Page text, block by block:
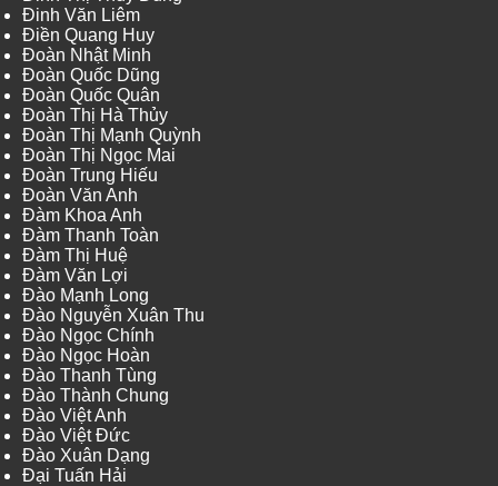
Đinh Văn Liêm
Điền Quang Huy
Đoàn Nhật Minh
Đoàn Quốc Dũng
Đoàn Quốc Quân
Đoàn Thị Hà Thủy
Đoàn Thị Mạnh Quỳnh
Đoàn Thị Ngọc Mai
Đoàn Trung Hiếu
Đoàn Văn Anh
Đàm Khoa Anh
Đàm Thanh Toàn
Đàm Thị Huệ
Đàm Văn Lợi
Đào Mạnh Long
Đào Nguyễn Xuân Thu
Đào Ngọc Chính
Đào Ngọc Hoàn
Đào Thanh Tùng
Đào Thành Chung
Đào Việt Anh
Đào Việt Đức
Đào Xuân Dạng
Đại Tuấn Hải